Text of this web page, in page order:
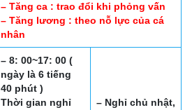
– Tăng ca : trao đổi khi phỏng vấn
– Tăng lương : theo nỗ lực của cá
nhân
– 8: 00~17: 00 (
ngày là 6 tiếng
40 phút )
Thời gian nghỉ
– Nghỉ chủ nhật,